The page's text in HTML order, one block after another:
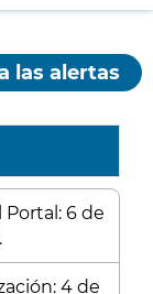
las alertas
6 de
4 de